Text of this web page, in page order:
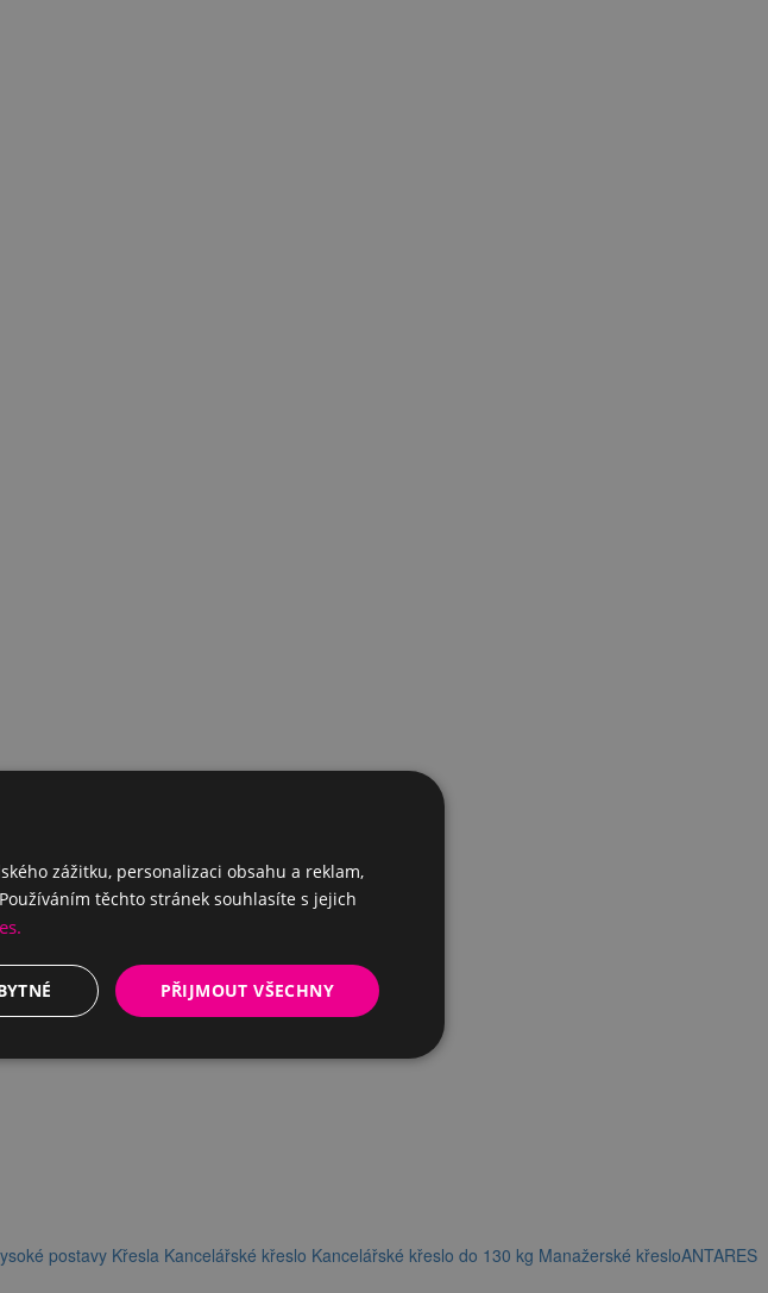
postavy Křesla Kancelářské křeslo Kancelářské křeslo do 130 kg Manažerské křesloANTARES
zážitku, personalizaci obsahu a reklam,
těchto stránek souhlasíte s jejich
PŘIJMOUT VŠECHNY